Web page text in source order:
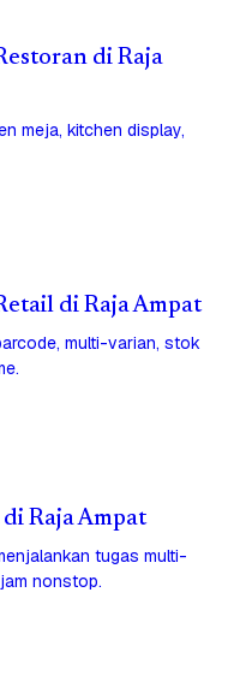
di Raja
meja, kitchen display,
di Raja Ampat
multi-varian, stok
Raja Ampat
tugas multi-
nonstop.